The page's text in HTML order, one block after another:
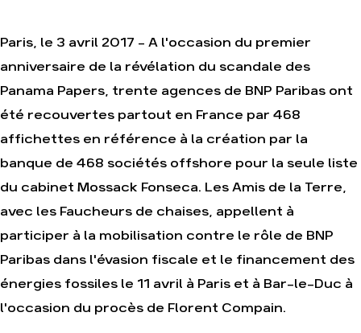
Agir
Faire un don
terrain
Agir au quotidien
Soutenir les
partie de son
patrimoine
Télécharger
gratuitement les
guides éco-citoyens
Nos thématiques
Climat – Énergie
Paris, le 3 avril 2017 - A l'occasion du premier
anniversaire de la révélation du scandale des
Panama Papers, trente agences de BNP Paribas ont
été recouvertes partout en France par 468
affichettes en référence à la création par la
banque de 468 sociétés offshore pour la seule liste
du cabinet Mossack Fonseca. Les Amis de la Terre,
avec les Faucheurs de chaises, appellent à
participer à la mobilisation contre le rôle de BNP
Paribas dans l'évasion fiscale et le financement des
énergies fossiles le 11 avril à Paris et à Bar-le-Duc à
l'occasion du procès de Florent Compain.